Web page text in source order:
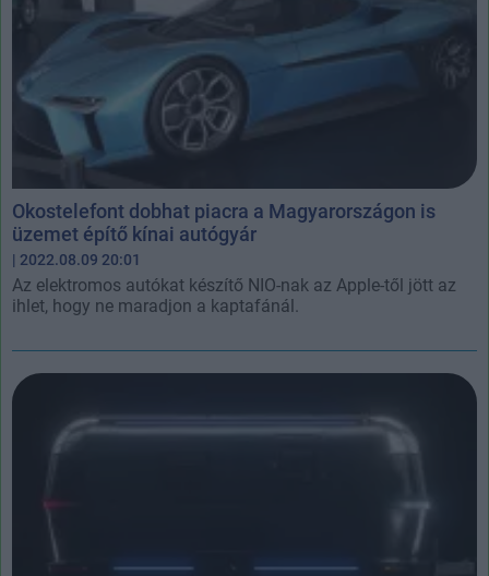
Okostelefont dobhat piacra a Magyarországon is
üzemet építő kínai autógyár
| 2022.08.09 20:01
Az elektromos autókat készítő NIO-nak az Apple-től jött az
ihlet, hogy ne maradjon a kaptafánál.